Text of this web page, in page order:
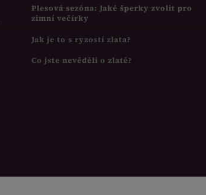
Plesová sezóna: Jaké šperky zvolit pro
zimní večírky
Jak je to s ryzostí zlata?
Co jste nevěděli o zlatě?